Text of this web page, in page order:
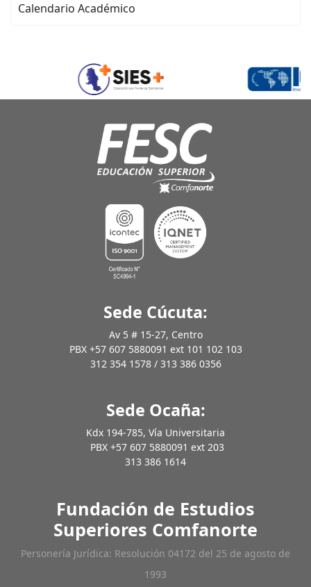
Calendario Académico
Sede Cúcuta:
Av 5 # 15-27, Centro
PBX +57 607 5880091 ext 101 102 103
312 354 1578 / 313 386 0356
Sede Ocaña:
Kdx 194-785, Vía Universitaria
PBX +57 607 5880091 ext 203
313 386 1614
Fundación de Estudios
Superiores Comfanorte
Personería Jurídica: Resolución 04172 del 25 de agosto de
1993